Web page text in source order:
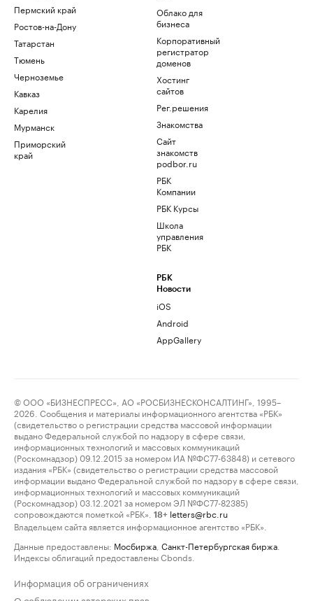
Пермский край
Ростов-на-Дону
Татарстан
Тюмень
Черноземье
Кавказ
Карелия
Мурманск
Приморский
край
Облако для
бизнеса
Корпоративный
регистратор
доменов
Хостинг
сайтов
Рег.решения
Знакомства
Сайт
знакомств
podbor.ru
РБК
Компании
РБК Курсы
Школа
управления
РБК
РБК
Новости
iOS
Android
AppGallery
© ООО «БИЗНЕСПРЕСС», АО «РОСБИЗНЕСКОНСАЛТИНГ», 1995–
2026. Сообщения и материалы информационного агентства «РБК»
(свидетельство о регистрации средства массовой информации
выдано Федеральной службой по надзору в сфере связи,
информационных технологий и массовых коммуникаций
(Роскомнадзор) 09.12.2015 за номером ИА №ФС77-63848) и сетевого
издания «РБК» (свидетельство о регистрации средства массовой
информации выдано Федеральной службой по надзору в сфере связи,
информационных технологий и массовых коммуникаций
(Роскомнадзор) 03.12.2021 за номером ЭЛ №ФС77-82385)
сопровождаются пометкой «РБК».
18+ letters@rbc.ru
Владельцем сайта является информационное агентство «РБК».
Данные предоставлены: Мосбиржа Санкт-Петербургская биржа
Индексы облигаций предоставлены Cbonds.
Информация об ограничениях